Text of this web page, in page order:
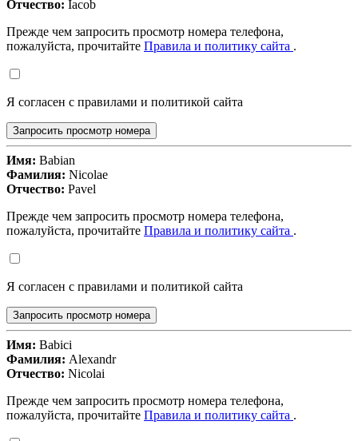
Отчество: Iacob
Прежде чем запросить просмотр номера телефона,
пожалуйста, прочитайте Правила и политику сайта .
Я согласен с правилами и политикой сайта
Запросить просмотр номера
Имя: Babian
Фамилия: Nicolae
Отчество: Pavel
Прежде чем запросить просмотр номера телефона,
пожалуйста, прочитайте Правила и политику сайта .
Я согласен с правилами и политикой сайта
Запросить просмотр номера
Имя: Babici
Фамилия: Alexandr
Отчество: Nicolai
Прежде чем запросить просмотр номера телефона,
пожалуйста, прочитайте Правила и политику сайта .